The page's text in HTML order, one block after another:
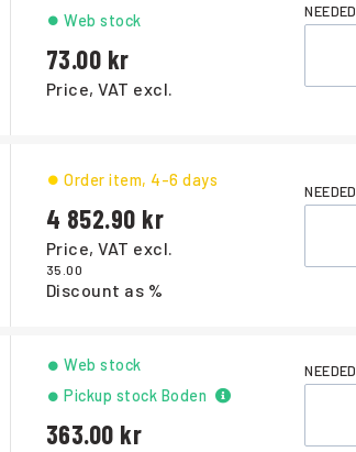
Price, VAT excl.
73.00
Web stock NEEDED
Price, VAT excl.
4 852.90
Discount as %
35.00
Order item, 4-6 days
NEEDED
363.00
Web stock
Pickup stock Boden
NEEDED